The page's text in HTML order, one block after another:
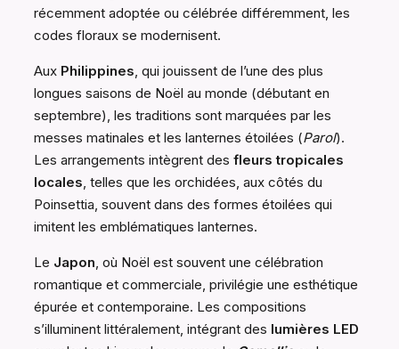
récemment adoptée ou célébrée différemment, les
codes floraux se modernisent.
Aux Philippines , qui jouissent de l’une des plus
longues saisons de Noël au monde (débutant en
septembre), les traditions sont marquées par les
messes matinales et les lanternes étoilées (Parol).
Les arrangements intègrent des fleurs tropicales
locales , telles que les orchidées, aux côtés du
Poinsettia, souvent dans des formes étoilées qui
imitent les emblématiques lanternes.
Le Japon , où Noël est souvent une célébration
romantique et commerciale, privilégie une esthétique
épurée et contemporaine. Les compositions
s’illuminent littéralement, intégrant des lumières LED